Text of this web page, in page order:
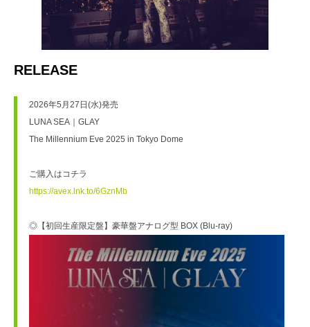
RELEASE
2026年5月27日(水)発売
LUNA SEA｜GLAY
The Millennium Eve 2025 in Tokyo Dome
ご購入はコチラ
https://avex.lnk.to/6GznMb
◎【初回生産限定盤】豪華盤アナログ型 BOX (Blu-ray)